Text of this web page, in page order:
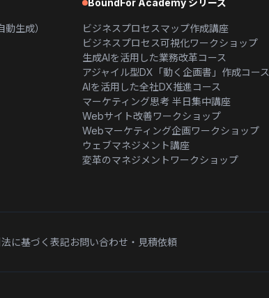
生成）
BoundFor Academy シリーズ
ビジネスプロセスマップ作成講座
ビジネスプロセス可視化ワークショップ
生成AIを活用した業務改革コース
アジャイル型DX「動く企画書」作成コース
AIを活用した全社DX推進コース
マーケティング思考 半日集中講座
Webサイト改善ワークショップ
Webマーケティング企画ワークショップ
ウェブマネジメント講座
変革のマネジメントワークショップ
に基づく表記お問い合わせ・見積依頼